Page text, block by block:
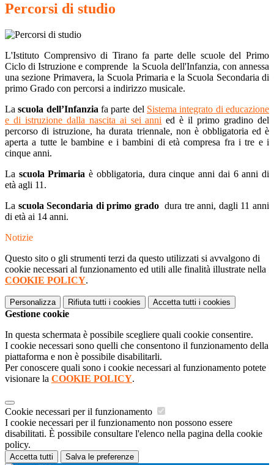
Percorsi di studio
L'Istituto Comprensivo di Tirano fa parte delle scuole del Primo
Ciclo di Istruzione e comprende la Scuola dell'Infanzia, con annessa
una sezione Primavera, la Scuola Primaria e la Scuola Secondaria di
primo Grado con percorsi a indirizzo musicale.
Lascuola dell’Infanzia fa parte del Sistema integrato di educazione
e di istruzione dalla nascita ai sei anni ed è il primo gradino del
percorso di istruzione, ha durata triennale, non è obbligatoria ed è
aperta a tutte le bambine e i bambini di età compresa fra i tre e i
cinque anni.
La scuola Primaria è obbligatoria, dura cinque anni dai 6 anni di
età agli 11.
La scuola Secondaria di primo gradodura tre anni, dagli 11 anni
di età ai 14 anni.
Notizie
Questo sito o gli strumenti terzi da questo utilizzati si avvalgono di
cookie necessari al funzionamento ed utili alle finalità illustrate nella
COOKIE POLICY.
Personalizza Rifiuta tutti i cookies Accetta tutti i cookies
Gestione cookie
In questa schermata è possibile scegliere quali cookie consentire.
I cookie necessari sono quelli che consentono il funzionamento della
piattaforma e non è possibile disabilitarli.
Per conoscere quali sono i cookie necessari al funzionamento potete
visionare la COOKIE POLICY.
Cookie necessari per il funzionamento
I cookie necessari per il funzionamento non possono essere
disabilitati. È possibile consultare l'elenco nella pagina della cookie
policy.
Accetta tutti Salva le preferenze